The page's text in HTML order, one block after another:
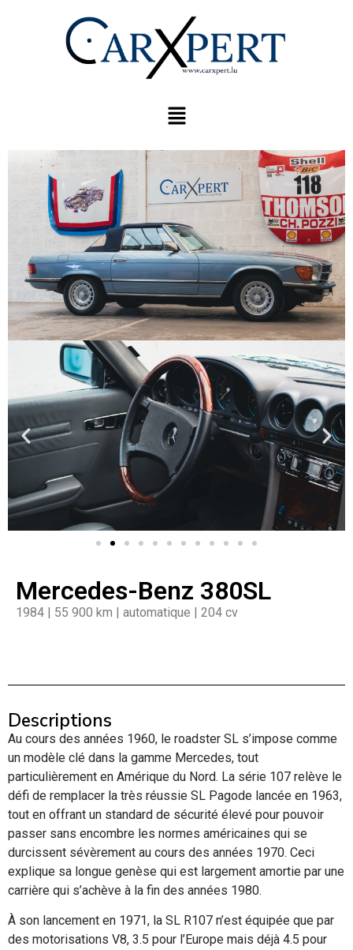
Mercedes-Benz 380SL
1984 | 55 900 km | automatique | 204 cv
Descriptions
Au cours des années 1960, le roadster SL s’impose comme
un modèle clé dans la gamme Mercedes, tout
particulièrement en Amérique du Nord. La série 107 relève le
défi de remplacer la très réussie SL Pagode lancée en 1963,
tout en offrant un standard de sécurité élevé pour pouvoir
passer sans encombre les normes américaines qui se
durcissent sévèrement au cours des années 1970. Ceci
explique sa longue genèse qui est largement amortie par une
carrière qui s’achève à la fin des années 1980.
À son lancement en 1971, la SL R107 n’est équipée que par
des motorisations V8, 3.5 pour l’Europe mais déjà 4.5 pour